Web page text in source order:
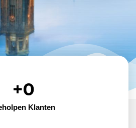
Klanten
+0